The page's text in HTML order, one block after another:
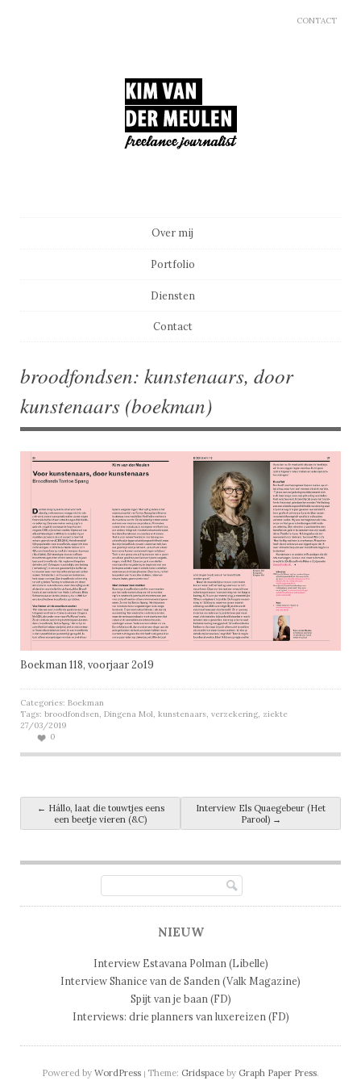
CONTACT
Over mij
Portfolio
Diensten
Contact
broodfondsen: kunstenaars, door
kunstenaars (boekman)
Boekman 118, voorjaar 2o19
Categories: Boekman
Tags: broodfondsen, Dingena Mol, kunstenaars, verzekering, ziekte
27/03/2019
0
Post navigation
← Hállo, laat die touwtjes eens
een beetje vieren (&C)
Interview Els Quaegebeur (Het
Parool) →
NIEUW
Interview Estavana Polman (Libelle)
Interview Shanice van de Sanden (Valk Magazine)
Spijt van je baan (FD)
Interviews: drie planners van luxereizen (FD)
Powered by WordPress | Theme: Gridspace by Graph Paper Press.